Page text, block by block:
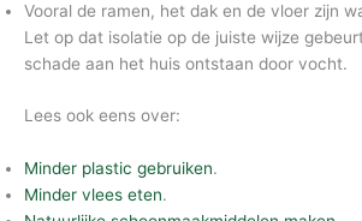
Vooral de ramen, het dak en de vloer zijn
Let op dat isolatie op de juiste wijze
schade aan het huis ontstaan door vocht.
Lees ook eens over:
Minder plastic gebruiken.
Minder vlees eten.